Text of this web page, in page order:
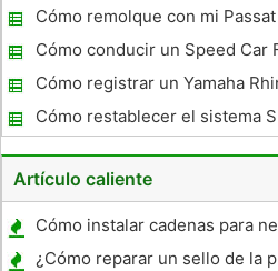
Cómo remolque con mi Passat
Cómo conducir un Speed ​​Car
Cómo registrar un Yamaha
Pennsylvania
Cómo restablecer el sistema
Honda Civic 1995
Artículo caliente
Cómo instalar cadenas para
un vehículo todo terreno
¿Cómo reparar un sello de la